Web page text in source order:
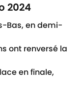
2024
Bas, en demi-
ont renversé la
en finale,